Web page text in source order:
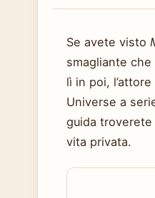
Se avete visto
smagliante
lì in poi,
Universe a
guida troverete
vita privata.